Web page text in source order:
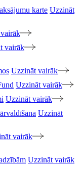
karte Uzzināt
vairāk
Uzzināt vairāk
Uzzināt vairāk
Uzzināt vairāk
Uzzināt
vairāk
Uzzināt vairāk